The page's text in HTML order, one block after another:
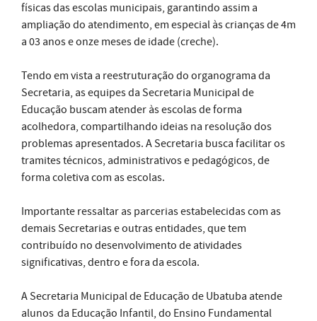
físicas das escolas municipais, garantindo assim a
ampliação do atendimento, em especial às crianças de 4m
a 03 anos e onze meses de idade (creche).
Tendo em vista a reestruturação do organograma da
Secretaria, as equipes da Secretaria Municipal de
Educação buscam atender às escolas de forma
acolhedora, compartilhando ideias na resolução dos
problemas apresentados. A Secretaria busca facilitar os
tramites técnicos, administrativos e pedagógicos, de
forma coletiva com as escolas.
Importante ressaltar as parcerias estabelecidas com as
demais Secretarias e outras entidades, que tem
contribuído no desenvolvimento de atividades
significativas, dentro e fora da escola.
A Secretaria Municipal de Educação de Ubatuba atende
alunos da Educação Infantil, do Ensino Fundamental